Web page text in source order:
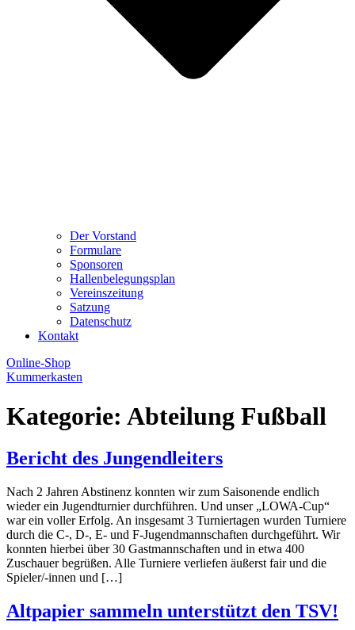
Der Vorstand
Formulare
Sponsoren
Hallenbelegungsplan
Vereinszeitung
Satzung
Datenschutz
Kontakt
Online-Shop
Kummerkasten
Kategorie: Abteilung Fußball
Bericht des Jungendleiters
Nach 2 Jahren Abstinenz konnten wir zum Saisonende endlich
wieder ein Jugendturnier durchführen. Und unser „LOWA-Cup“
war ein voller Erfolg. An insgesamt 3 Turniertagen wurden Turniere
durch die C-, D-, E- und F-Jugendmannschaften durchgeführt. Wir
konnten hierbei über 30 Gastmannschaften und in etwa 400
Zuschauer begrüßen. Alle Turniere verliefen äußerst fair und die
Spieler/-innen und […]
Altpapier sammeln unterstützt den TSV!